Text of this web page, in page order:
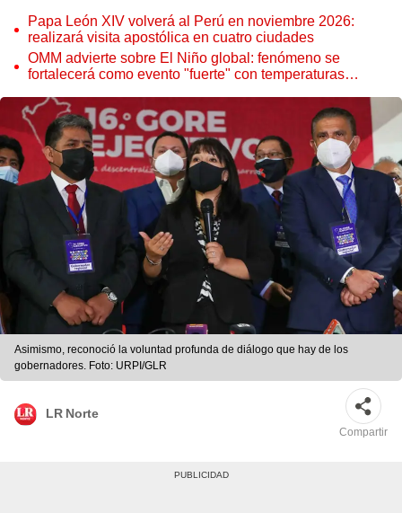
Papa León XIV volverá al Perú en noviembre 2026:
realizará visita apostólica en cuatro ciudades
OMM advierte sobre El Niño global: fenómeno se
fortalecerá como evento "fuerte" con temperaturas
Asimismo, reconoció la voluntad profunda de diálogo que hay de los
gobernadores. Foto: URPI/GLR
LR Norte
Compartir